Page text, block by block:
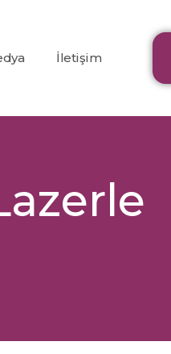
Galerisi
İletişim